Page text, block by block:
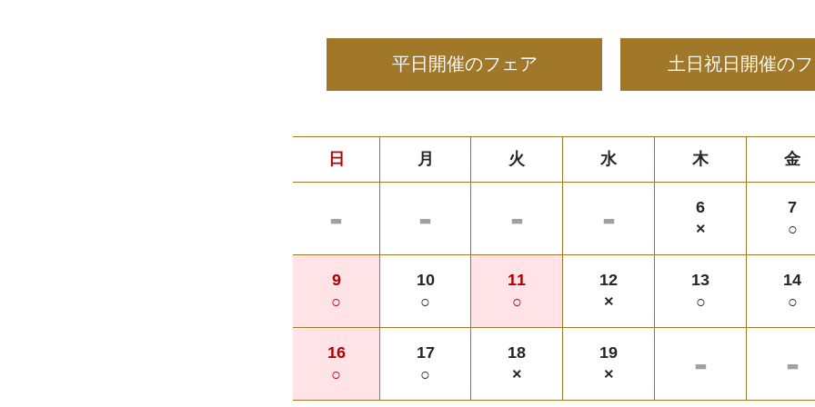
平日開催のフェア 土日祝日開催の
日 月 火 水 木 金
- - - -
6
×
7
○
9
○
10
○
11
○
12
×
13
○
14
○
16
○
17
○
18
×
19
×
- -